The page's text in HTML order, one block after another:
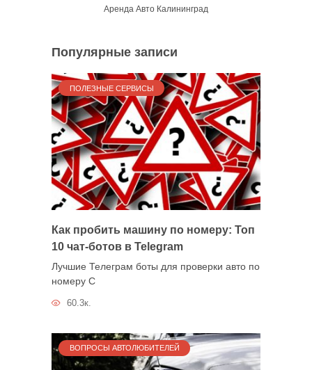
Аренда Авто Калининград
Популярные записи
ПОЛЕЗНЫЕ СЕРВИСЫ
Как пробить машину по номеру: Топ
10 чат-ботов в Telegram
Лучшие Телеграм боты для проверки авто по
номеру С
60.3к.
ВОПРОСЫ АВТОЛЮБИТЕЛЕЙ